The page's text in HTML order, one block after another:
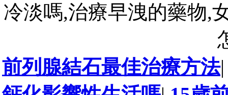
冷淡嗎,治療早洩的藥物,
前列腺結石最佳治療方法